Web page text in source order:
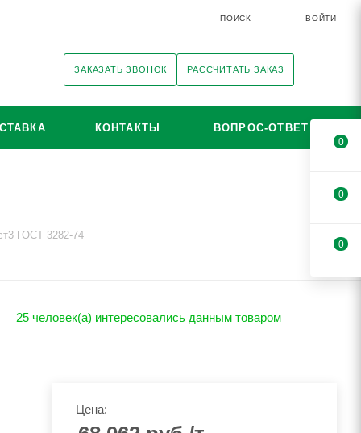
ПОИСК ВОЙТИ
ЗАКАЗАТЬ ЗВОНОК РАССЧИТАТЬ ЗАКАЗ
КОНТАКТЫ ВОПРОС-ОТВЕТ
ГОСТ 3282-74
25 человек(а) интересовались данным товаром
Цена:
0
0
0